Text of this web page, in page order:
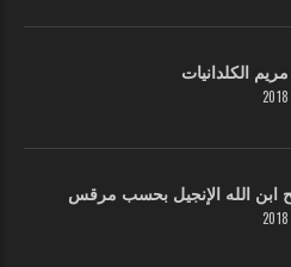
الكلدانيات
ابن الله الإنجيل بحسب مرقس